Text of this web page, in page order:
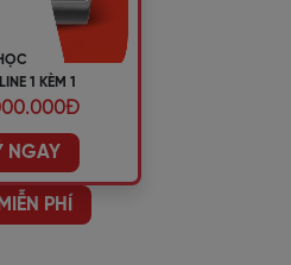
1 KÈM 1
NGAY
PHÍ